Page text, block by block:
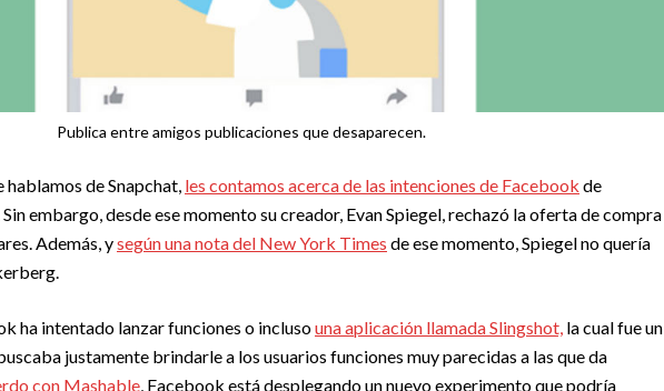
Publica entre amigos publicaciones que desaparecen.
hablamos de Snapchat, les contamos acerca de las intenciones de Facebook de
embargo, desde ese momento su creador, Evan Spiegel, rechazó la oferta de compra
Además, ysegún una nota del New York Times de ese momento, Spiegel no quería
ha intentado lanzar funciones o inclusouna aplicación llamada Slingshot, la cual fue un
justamente brindarle a los usuarios funciones muy parecidas a las que da
con Mashable, Facebook está desplegando un nuevo experimento que podría